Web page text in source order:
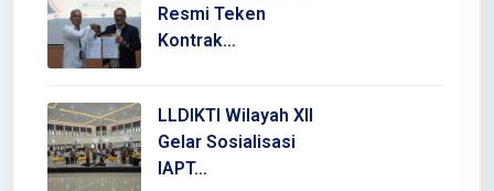
Resmi Teken
Kontrak…
LLDIKTI Wilayah XII
Gelar Sosialisasi
IAPT…